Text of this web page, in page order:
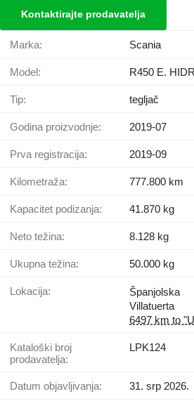
Kontaktirajte prodavatelja
Marka: Scania
Model: R450 E.
Tip: tegljač
Godina proizvodnje: 2019-07
Prva registracija: 2019-09
Kilometraža: 777.800 km
Kapacitet podizanja: 41.870 kg
Neto težina: 8.128 kg
Ukupna težina: 50.000 kg
Lokacija:
Španjolska
Villatuerta
6497 km to
Kataloški broj
prodavatelja:
LPK124
Datum objavljivanja: 31. srp 2026.